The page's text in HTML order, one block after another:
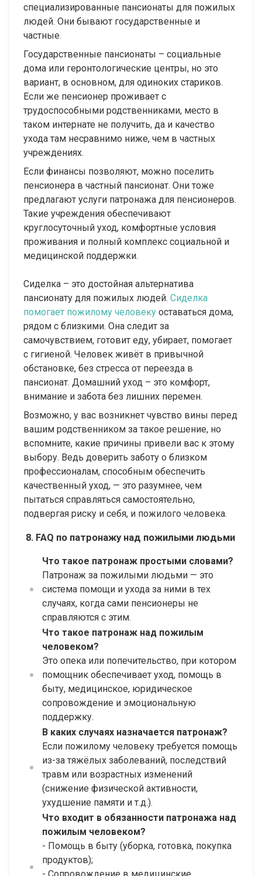
специализированные пансионаты для пожилых
людей. Они бывают государственные и
частные.
Государственные пансионаты – социальные
дома или геронтологические центры, но это
вариант, в основном, для одиноких стариков.
Если же пенсионер проживает с
трудоспособными родственниками, место в
таком интернате не получить, да и качество
ухода там несравнимо ниже, чем в частных
учреждениях.
Если финансы позволяют, можно поселить
пенсионера в частный пансионат. Они тоже
предлагают услуги патронажа для пенсионеров.
Такие учреждения обеспечивают
круглосуточный уход, комфортные условия
проживания и полный комплекс социальной и
медицинской поддержки.
Сиделка – это достойная альтернатива
пансионату для пожилых людей. Сиделка
помогает пожилому человеку оставаться дома,
рядом с близкими. Она следит за
самочувствием, готовит еду, убирает, помогает
с гигиеной. Человек живёт в привычной
обстановке, без стресса от переезда в
пансионат. Домашний уход – это комфорт,
внимание и забота без лишних перемен.
Возможно, у вас возникнет чувство вины перед
вашим родственником за такое решение, но
вспомните, какие причины привели вас к этому
выбору. Ведь доверить заботу о близком
профессионалам, способным обеспечить
качественный уход, — это разумнее, чем
пытаться справляться самостоятельно,
подвергая риску и себя, и пожилого человека.
8. FAQ по патронажу над пожилыми людьми
Что такое патронаж простыми словами?
Патронаж за пожилыми людьми — это
система помощи и ухода за ними в тех
случаях, когда сами пенсионеры не
справляются с этим.
Что такое патронаж над пожилым
человеком?
Это опека или попечительство, при котором
помощник обеспечивает уход, помощь в
быту, медицинское, юридическое
сопровождение и эмоциональную
поддержку.
В каких случаях назначается патронаж?
Если пожилому человеку требуется помощь
из-за тяжёлых заболеваний, последствий
травм или возрастных изменений
(снижение физической активности,
ухудшение памяти и т.д.).
Что входит в обязанности патронажа над
пожилым человеком?
- Помощь в быту (уборка, готовка, покупка
продуктов);